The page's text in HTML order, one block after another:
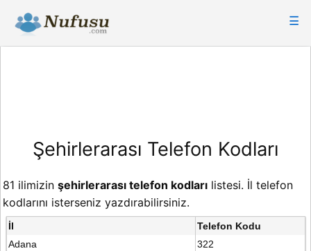
☰
Şehirlerarası Telefon Kodları
81 ilimizin şehirlerarası telefon kodları listesi. İl telefon
kodlarını isterseniz yazdırabilirsiniz.
İl
Telefon Kodu
Adana
322